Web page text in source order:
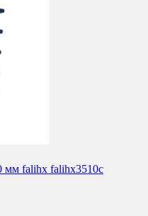
мм falihx falihx3510c